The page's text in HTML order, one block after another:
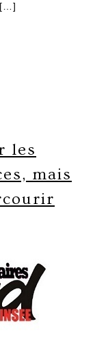
[…]
les
mais